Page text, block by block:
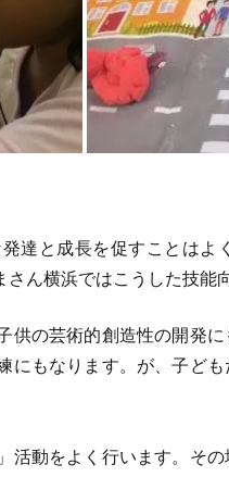
達と成長を促すことはよ
ん横浜ではこうした技能
の芸術的創造性の開発
にもなります。が、子ど
動をよく行います。そ